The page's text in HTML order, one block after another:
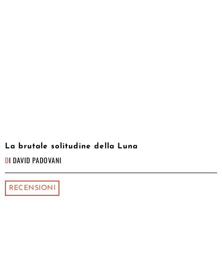
La brutale solitudine della Luna
DI DAVID PADOVANI
RECENSIONI